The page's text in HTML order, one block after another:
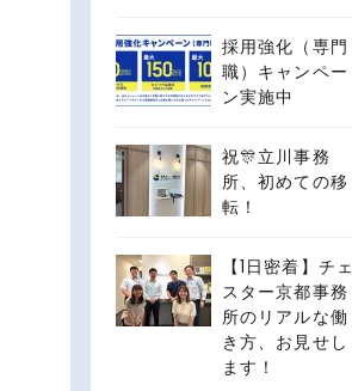
採用強化（専門
職）キャンペー
ン実施中
祝🎊立川事務
所、初めての移
転！
【1日密着】チェ
スター京都事務
所のリアルな働
き方、お見せし
ます！